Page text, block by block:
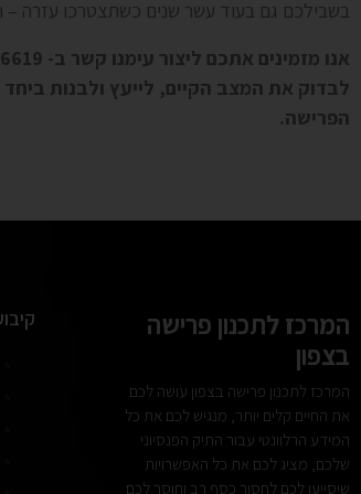
בשבילכם גם בעוד עשר שנים כשתצטרכו עזרה –
לבדוק את המצב הקיים, לייעץ ולבנות
הפרישה.
המרכז לתכנון פרישה
בצפון
המרכז לתכנון פרישה בצפון עושה לכם
את החיים קלים יותר, מנגיש לכם את כל
המידע הרלוונטי עבור התיק הפנסיוני
שלכם, מציג לכם את כל האפשרויות
שיסייעו לכם לחסוך כסף רב וחוסך לכם